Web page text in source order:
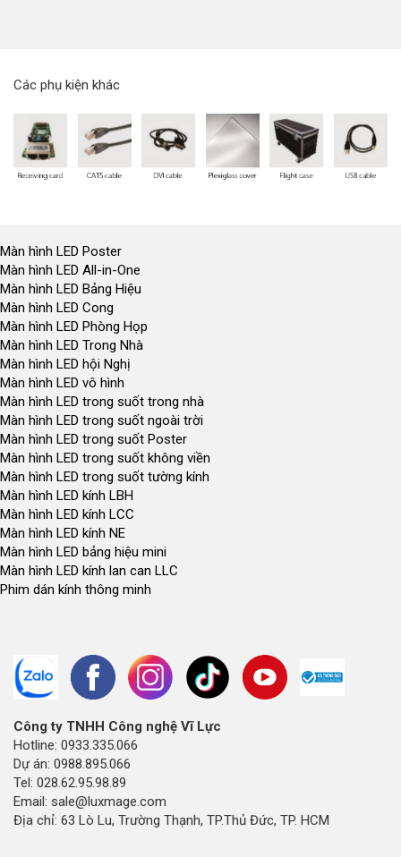
Các phụ kiện khác
Màn hình LED Poster
Màn hình LED All-in-One
Màn hình LED Bảng Hiệu
Màn hình LED Cong
Màn hình LED Phòng Họp
Màn hình LED Trong Nhà
Màn hình LED hội Nghị
Màn hình LED vô hình
Màn hình LED trong suốt trong nhà
Màn hình LED trong suốt ngoài trời
Màn hình LED trong suốt Poster
Màn hình LED trong suốt không viền
Màn hình LED trong suốt tường kính
Màn hình LED kính LBH
Màn hình LED kính LCC
Màn hình LED kính NE
Màn hình LED bảng hiệu mini
Màn hình LED kính lan can LLC
Phim dán kính thông minh
Công ty TNHH Công nghệ Vĩ Lực
Hotline: 0933.335.066
Dự án: 0988.895.066
Tel: 028.62.95.98.89
Email: sale@luxmage.com
Địa chỉ: 63 Lò Lu, Trường Thạnh, TP.Thủ Đức, TP. HCM